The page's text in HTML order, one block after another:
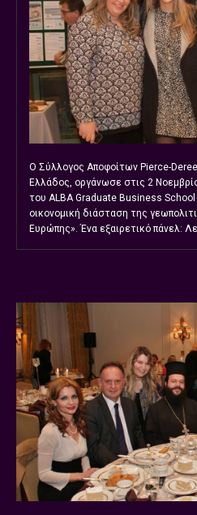
Ο Σύλλογος Αποφοίτων Pierce-
Ελλάδος, οργάνωσε στις 2
του ALBA Graduate Business
οικονομική διάσταση της
Ευρώπης». Ένα εξαιρετικό πάνελ: